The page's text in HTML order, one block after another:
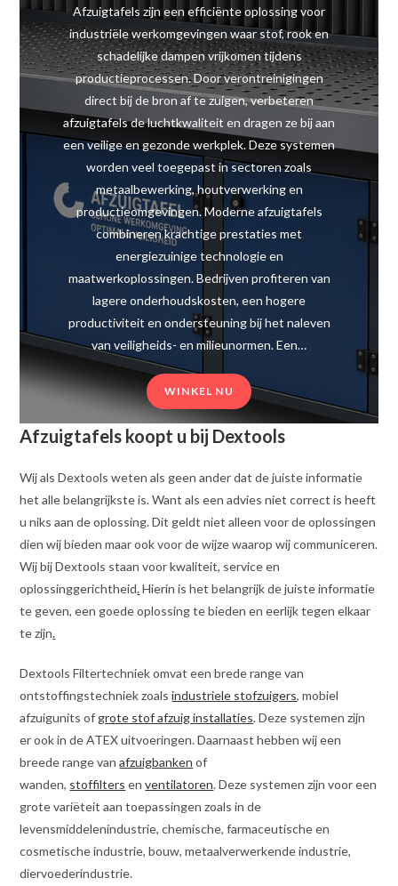
Afzuigtafels zijn een efficiënte oplossing voor
industriële werkomgevingen waar stof, rook en
schadelijke dampen vrijkomen tijdens
productieprocessen. Door verontreinigingen
direct bij de bron af te zuigen, verbeteren
afzuigtafels de luchtkwaliteit en dragen ze bij aan
een veilige en gezonde werkplek. Deze systemen
worden veel toegepast in sectoren zoals
metaalbewerking, houtverwerking en
productieomgevingen. Moderne afzuigtafels
combineren krachtige prestaties met
energiezuinige technologie en
maatwerkoplossingen. Bedrijven profiteren van
lagere onderhoudskosten, een hogere
productiviteit en ondersteuning bij het naleven
van veiligheids- en milieunormen. Een…
WINKEL NU
Afzuigtafels koopt u bij Dextools
Wij als Dextools weten als geen ander dat de juiste informatie
het alle belangrijkste is. Want als een advies niet correct is heeft
u niks aan de oplossing. Dit geldt niet alleen voor de oplossingen
dien wij bieden maar ook voor de wijze waarop wij communiceren.
Wij bij Dextools staan voor kwaliteit, service en
oplossinggerichtheid.Hierin is het belangrijk de juiste informatie
te geven, een goede oplossing te bieden en eerlijk tegen elkaar
te zijn.
Dextools Filtertechniek omvat een brede range van
ontstoffingstechniek zoalsindustriele stofzuigers, mobiel
afzuigunits of grote stof afzuig installaties. Deze systemen zijn
er ook in de ATEX uitvoeringen. Daarnaast hebben wij een
breede range vanafzuigbanken of
wanden, stoffilters enventilatoren. Deze systemen zijn voor een
grote variëteit aan toepassingen zoals in de
levensmiddelenindustrie, chemische, farmaceutische en
cosmetische industrie, bouw, metaalverwerkende industrie,
diervoederindustrie.